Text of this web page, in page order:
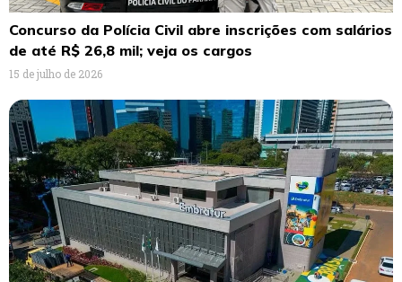
Concurso da Polícia Civil abre inscrições com salários
de até R$ 26,8 mil; veja os cargos
15 de julho de 2026